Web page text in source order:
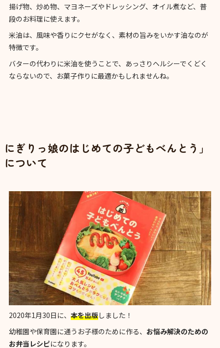
揚げ物、炒め物、マヨネーズやドレッシング、オイル煮など、普
段のお料理に使えます。
米油は、風味や香りにクセがなく、素材の旨みをいかす油なのが
特徴です。
バターの代わりに米油を使うことで、あっさりヘルシーでくどく
ならないので、お菓子作りに最適かもしれませんね。
にぎりっ娘のはじめての子どもべんとう」
について
2020年1月30日に、 本を出版しました！
幼稚園や保育園に通うお子様のために作る、 お悩み解決のための
お弁当レシピになります。